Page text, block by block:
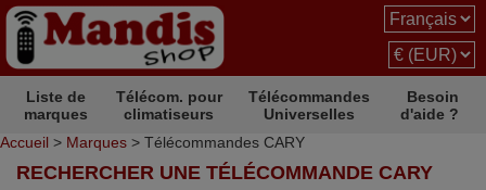
Liste de
marques
Télécom. pour
climatiseurs
Télécommandes
Universelles
Besoin
d'aide ?
Accueil > Marques > Télécommandes CARY
RECHERCHER UNE TÉLÉCOMMANDE CARY